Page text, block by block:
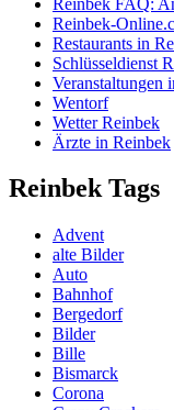
Reinbek-
Restaurants in
Schlüsseldienst
Veranstaltungen
Wentorf
Wetter Reinbek
Ärzte in Reinbek
Reinbek Tags
Advent
alte Bilder
Auto
Bahnhof
Bergedorf
Bilder
Bille
Bismarck
Corona